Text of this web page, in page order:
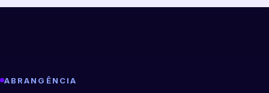
ABRANGÊNCIA